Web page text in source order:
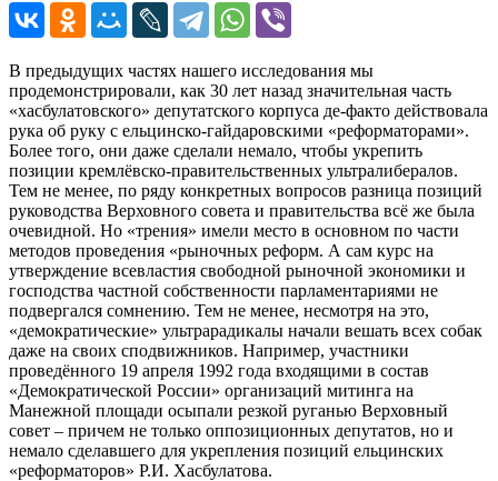
В предыдущих частях нашего исследования мы
продемонстрировали, как 30 лет назад значительная часть
«хасбулатовского» депутатского корпуса де-факто действовала
рука об руку с ельцинско-гайдаровскими «реформаторами».
Более того, они даже сделали немало, чтобы укрепить
позиции кремлёвско-правительственных ультралибералов.
Тем не менее, по ряду конкретных вопросов разница позиций
руководства Верховного совета и правительства всё же была
очевидной. Но «трения» имели место в основном по части
методов проведения «рыночных реформ. А сам курс на
утверждение всевластия свободной рыночной экономики и
господства частной собственности парламентариями не
подвергался сомнению. Тем не менее, несмотря на это,
«демократические» ультрарадикалы начали вешать всех собак
даже на своих сподвижников. Например, участники
проведённого 19 апреля 1992 года входящими в состав
«Демократической России» организаций митинга на
Манежной площади осыпали резкой руганью Верховный
совет – причем не только оппозиционных депутатов, но и
немало сделавшего для укрепления позиций ельцинских
«реформаторов» Р.И. Хасбулатова.